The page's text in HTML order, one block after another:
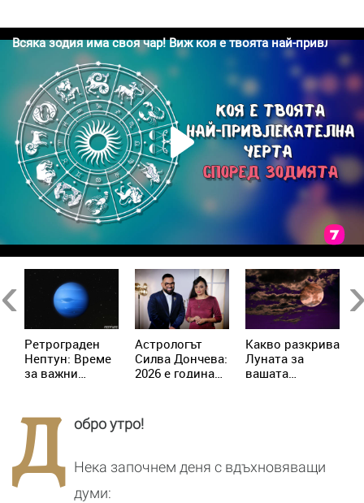
Ретрограден
Нептун: Време
за важни
Астрологът
Силва Дончева:
2026 е година
отключват
новата
Kакво разкрива
Луната за
вашата
Д обро утро!
Нека започнем деня с вдъхновяващи
думи: